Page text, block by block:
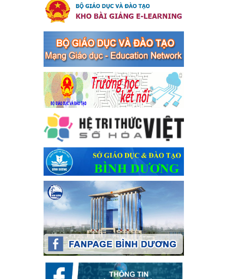
an toàn giao thông năm 2024 tại các cơ sở giáo dục trên địa
bàn thị xã Bến Cát
Kế hoạch Triển khai công tác tuyên truyền, đảm bảo trật tự, an
toàn giao thông năm 2024 tại các cơ sở giáo dục trên địa bàn thị
Ngày ban hành: 04/03/2024
Kế hoạch thực hiện Chỉ thị số 16/CT-TTg ngày 27/05/2023
của Thủ tướng Chính phủ về tăng cường phòng ngừa, đấu
tranh tội phạm, vi phạm pháp luật liên quan đến hoạt động
tổ chức đánh bạc và đánh bạc
Kế hoạch thực hiện Chỉ thị số 16/CT-TTg ngày 27/05/2023 của
Thủ tướng Chính phủ về tăng cường phòng ngừa, đấu tranh tội
phạm, vi phạm pháp luật liên quan đến hoạt động tổ chức đánh
bạc và đánh bạc
Ngày ban hành: 04/03/2024
Kế hoạch Tổ chức Hội trại truyền thống học sinh thị xã Bến
Cát Lần thứ VIII, năm học 2023-2024
Kế hoạch Tổ chức Hội trại truyền thống học sinh thị xã Bến Cát
Lần thứ VIII, năm học 2023-2024
Ngày ban hành: 28/12/2023
Phối hợp rà soát nhu cầu tiêm vắc xin phòng Covid 19
Phối hợp rà soát nhu cầu tiêm vắc xin phòng Covid 19
Ngày ban hành: 22/11/2023